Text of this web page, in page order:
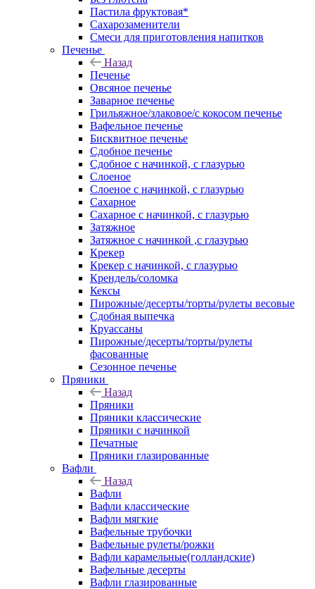
Пастила фруктовая*
Сахарозаменители
Смеси для приготовления напитков
Печенье
Назад
Печенье
Овсяное печенье
Заварное печенье
Грильяжное/злаковое/с кокосом печенье
Вафельное печенье
Бисквитное печенье
Сдобное печенье
Сдобное с начинкой, с глазурью
Слоеное
Слоеное с начинкой, с глазурью
Сахарное
Сахарное с начинкой, с глазурью
Затяжное
Затяжное с начинкой ,с глазурью
Крекер
Крекер с начинкой, с глазурью
Крендель/соломка
Кексы
Пирожные/десерты/торты/рулеты весовые
Сдобная выпечка
Круассаны
Пирожные/десерты/торты/рулеты
фасованные
Сезонное печенье
Пряники
Назад
Пряники
Пряники классические
Пряники с начинкой
Печатные
Пряники глазированные
Вафли
Назад
Вафли
Вафли классические
Вафли мягкие
Вафельные трубочки
Вафельные рулеты/рожки
Вафли карамельные(голландские)
Вафельные десерты
Вафли глазированные